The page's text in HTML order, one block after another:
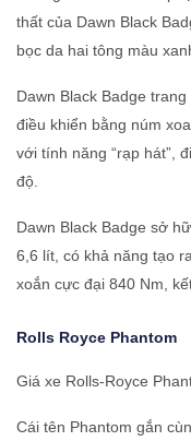
thất của Dawn Black
bọc da hai tông màu
Dawn Black Badge
điều khiển bằng núm
với tính năng “rạp hát”,
độ.
Dawn Black Badge sở
6,6 lít, có khả năng tạo
xoắn cực đại 840 Nm,
Rolls Royce Phantom
Giá xe Rolls-Royce
Cái tên Phantom gắn